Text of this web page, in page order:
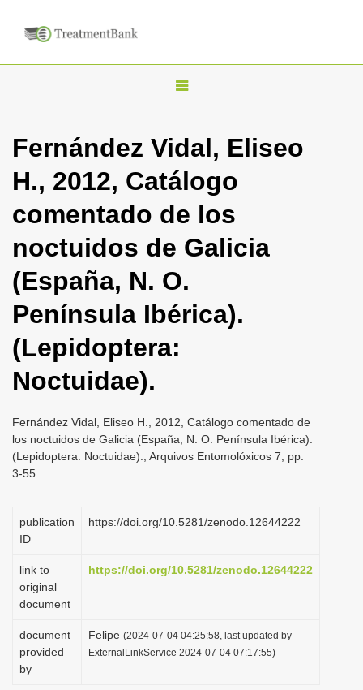
T
g
l
n
a
i
g
t
n
Fernández Vidal, Eliseo
H., 2012, Catálogo
comentado de los
noctuidos de Galicia
(España, N. O.
Península Ibérica).
(Lepidoptera:
Noctuidae).
Fernández Vidal, Eliseo H., 2012, Catálogo comentado de
los noctuidos de Galicia (España, N. O. Península Ibérica).
(Lepidoptera: Noctuidae)., Arquivos Entomolóxicos 7, pp.
3-55
publication
ID
https://doi.org/10.5281/zenodo.12644222
link to
original
document
https://doi.org/10.5281/zenodo.12644222
document
provided
by
Felipe (2024-07-04 04:25:58, last updated by
ExternalLinkService 2024-07-04 07:17:55)